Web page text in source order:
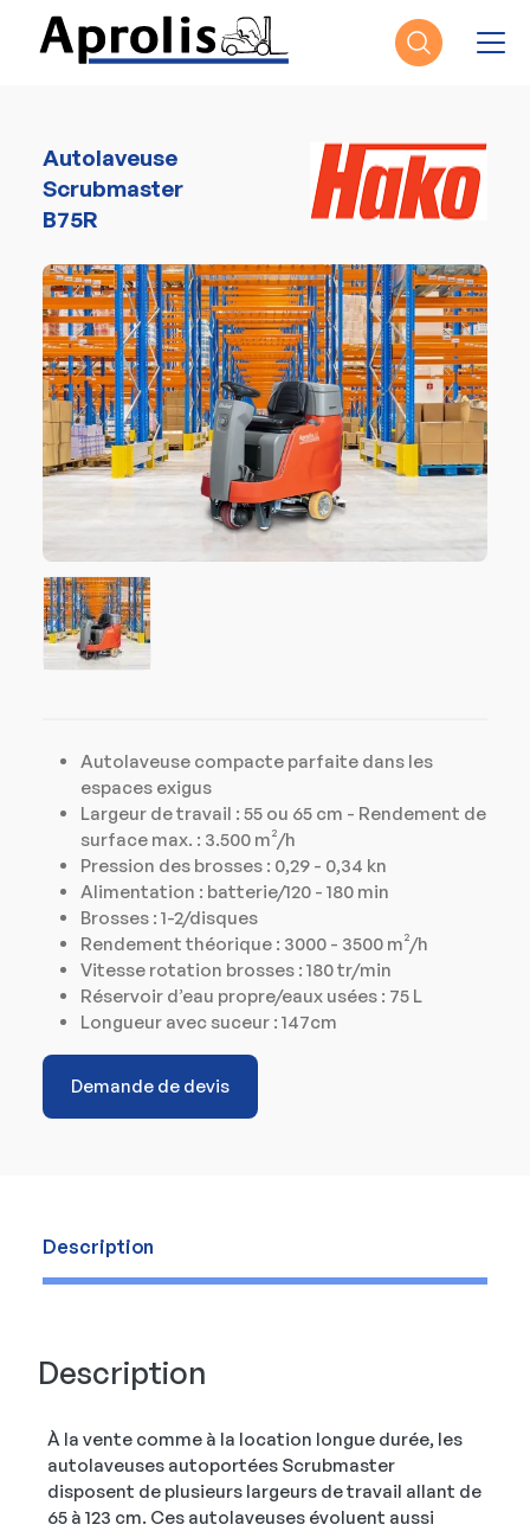
Aller au contenu principal
Autolaveuse
Scrubmaster
B75R
Autolaveuse compacte parfaite dans les
espaces exigus
Largeur de travail : 55 ou 65 cm - Rendement de
surface max. : 3.500 m²/h
Pression des brosses : 0,29 - 0,34 kn
Alimentation : batterie/120 - 180 min
Brosses : 1-2/disques
Rendement théorique : 3000 - 3500 m²/h
Vitesse rotation brosses : 180 tr/min
Réservoir d’eau propre/eaux usées : 75 L
Longueur avec suceur : 147cm
Demande de devis
Description
Description
À la vente comme à la location longue durée, les
autolaveuses autoportées Scrubmaster
disposent de plusieurs largeurs de travail allant de
65 à 123 cm. Ces autolaveuses évoluent aussi